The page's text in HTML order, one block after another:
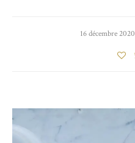
16 décembre 2020